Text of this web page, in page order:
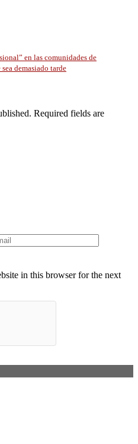
en las comunidades de
demasiado tarde
Required fields are
in this browser for the next